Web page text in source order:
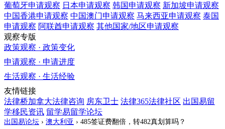
葡萄牙申请观察 日本申请观察 韩国申请观察 新加坡申请观察
中国香港申请观察 中国澳门申请观察 马来西亚申请观察 泰国
申请观察 阿联酋申请观察 其他国家/地区申请观察
观察专版
政策观察 · 政策变化
申请观察 · 申请进度
生活观察 · 生活经验
友情链接
法律桥加拿大法律咨询 房东卫士 法律365法律社区 出国易留
学移民资讯 留学易留学论坛
出国易论坛 › 澳大利亚 › 485签证费翻倍，转482真划算吗？